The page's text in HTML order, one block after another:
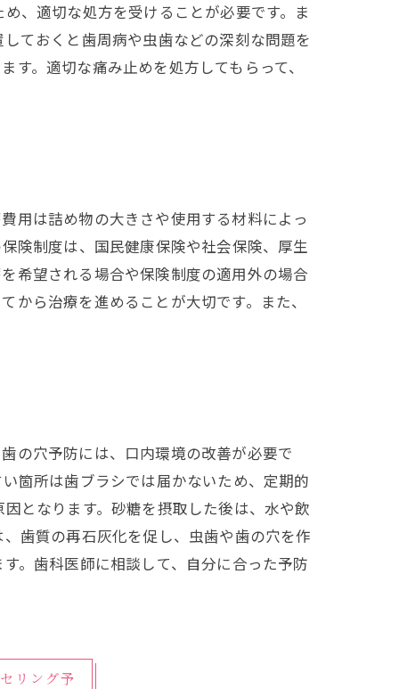
、適切な処方を受けることが必要です。ま
ておくと歯周病や虫歯などの深刻な問題を
。適切な痛み止めを処方してもらって、
用は詰め物の大きさや使用する材料によっ
険制度は、国民健康保険や社会保険、厚生
希望される場合や保険制度の適用外の場合
ら治療を進めることが大切です。また、
の穴予防には、口内環境の改善が必要で
箇所は歯ブラシでは届かないため、定期的
となります。砂糖を摂取した後は、水や飲
歯質の再石灰化を促し、虫歯や歯の穴を作
。歯科医師に相談して、自分に合った予防
リング予